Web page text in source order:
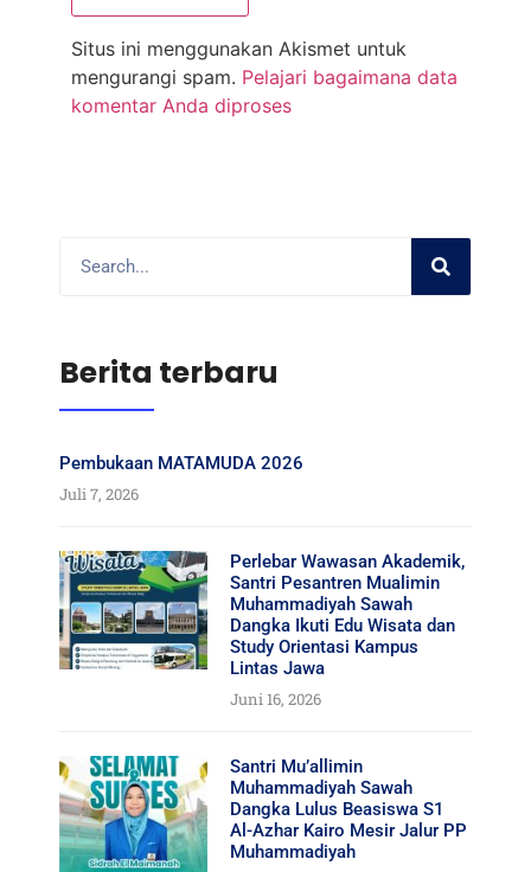
Situs ini menggunakan Akismet untuk
mengurangi spam. Pelajari bagaimana data
komentar Anda diproses
Berita terbaru
Pembukaan MATAMUDA 2026
Juli 7, 2026
Perlebar Wawasan Akademik,
Santri Pesantren Mualimin
Muhammadiyah Sawah
Dangka Ikuti Edu Wisata dan
Study Orientasi Kampus
Lintas Jawa
Juni 16, 2026
Santri Mu’allimin
Muhammadiyah Sawah
Dangka Lulus Beasiswa S1
Al-Azhar Kairo Mesir Jalur PP
Muhammadiyah